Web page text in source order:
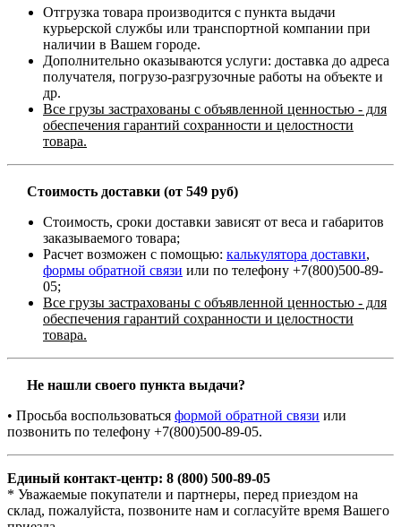
Отгрузка товара производится с пункта выдачи
курьерской службы или транспортной компании при
наличии в Вашем городе.
Дополнительно оказываются услуги: доставка до адреса
получателя, погрузо-разгрузочные работы на объекте и
др.
Все грузы застрахованы с объявленной ценностью - для
обеспечения гарантий сохранности и целостности
товара.
Стоимость доставки (от 549 руб)
Стоимость, сроки доставки зависят от веса и габаритов
заказываемого товара;
Расчет возможен с помощью: калькулятора доставки,
формы обратной связи или по телефону +7(800)500-89-
05;
Все грузы застрахованы с объявленной ценностью - для
обеспечения гарантий сохранности и целостности
товара.
Не нашли своего пункта выдачи?
• Просьба воспользоваться формой обратной связи или
позвонить по телефону +7(800)500-89-05.
Единый контакт-центр: 8 (800) 500-89-05
* Уважаемые покупатели и партнеры, перед приездом на
склад, пожалуйста, позвоните нам и согласуйте время Вашего